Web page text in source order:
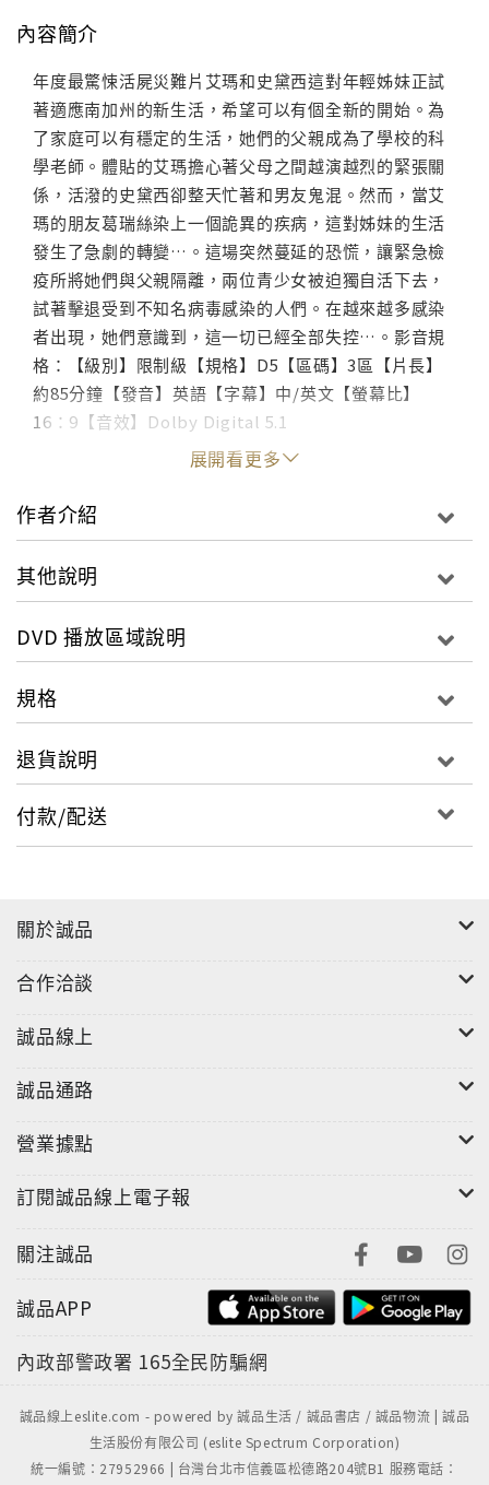
內容簡介
年度最驚悚活屍災難片艾瑪和史黛西這對年輕姊妹正試
著適應南加州的新生活，希望可以有個全新的開始。為
了家庭可以有穩定的生活，她們的父親成為了學校的科
學老師。體貼的艾瑪擔心著父母之間越演越烈的緊張關
係，活潑的史黛西卻整天忙著和男友鬼混。然而，當艾
瑪的朋友葛瑞絲染上一個詭異的疾病，這對姊妹的生活
發生了急劇的轉變…。這場突然蔓延的恐慌，讓緊急檢
疫所將她們與父親隔離，兩位青少女被迫獨自活下去，
試著擊退受到不知名病毒感染的人們。在越來越多感染
者出現，她們意識到，這一切已經全部失控…。影音規
格：【級別】限制級【規格】D5【區碼】3區【片長】
約85分鐘【發音】英語【字幕】中/英文【螢幕比】
16：9【音效】Dolby Digital 5.1
展開看更多
作者介紹
其他說明
DVD 播放區域說明
規格
退貨說明
付款/配送
關於誠品
合作洽談
誠品線上
誠品通路
營業據點
訂閱誠品線上電子報
關注誠品
誠品APP
內政部警政署 165全民防騙網
誠品線上eslite.com - powered by 誠品生活 / 誠品書店 / 誠品物流 | 誠品
生活股份有限公司 (eslite Spectrum Corporation)
統一編號：27952966 | 台灣台北市信義區松德路204號B1 服務電話：